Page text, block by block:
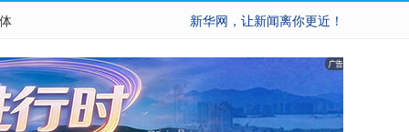
新华网，让新闻离你更近！